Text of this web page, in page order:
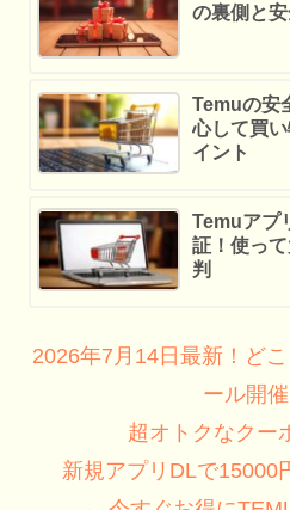
の裏側と
Temuの安
心して買
イント
Temuアプ
証！使っ
判
2026年7月14日最新！ど
ール開催
超オトクなクー
新規アプリDLで15000